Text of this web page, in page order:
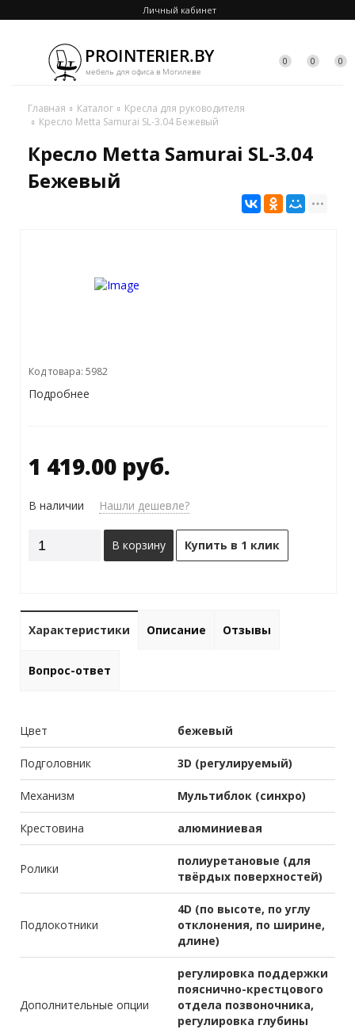
Личный кабинет
0 0 0
Главная Каталог
Кресла для руководителя
Кресло Metta Samurai SL-3.04 Бежевый
Кресло Metta Samurai SL-3.04
Бежевый
Код товара: 5982
Подробнее
1 419.00 руб.
В наличии Нашли дешевле?
В корзину Купить в 1 клик
Характеристики Описание Отзывы
Вопрос-ответ
Цвет бежевый
Подголовник 3D (регулируемый)
Механизм Мультиблок (синхро)
Крестовина алюминиевая
Ролики
полиуретановые (для
твёрдых поверхностей)
Подлокотники
4D (по высоте, по углу
отклонения, по ширине,
длине)
Дополнительные опции
регулировка поддержки
пояснично-крестцового
отдела позвоночника,
регулировка глубины